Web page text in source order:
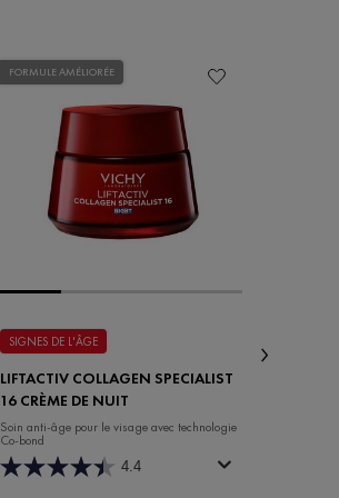
FORMULE AMÉLIORÉE
SIGNES DE L'ÂGE
LIFTACTIV COLLAGEN SPECIALIST
16 CRÈME DE NUIT
Soin anti-âge pour le visage avec technologie
Co-bond
4.4